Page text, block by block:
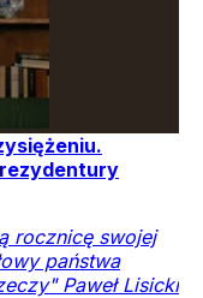
rocznicę swojej
państwa
Paweł Lisicki